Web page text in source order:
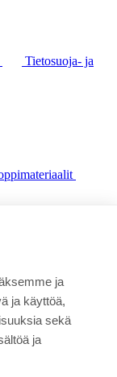
Tietosuoja- ja
ja
ja käyttöä,
sekä
ja